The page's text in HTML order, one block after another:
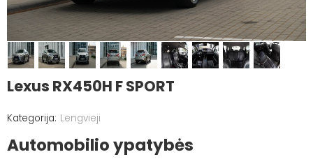
Lexus RX450H F SPORT
Lengvieji
Automobilio ypatybės